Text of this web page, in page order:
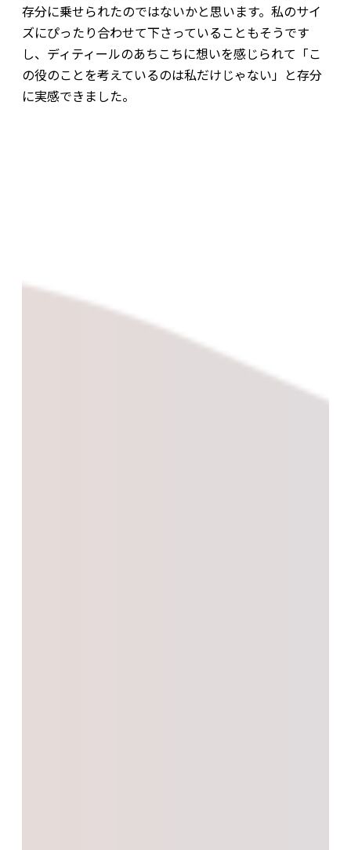
存分に乗せられたのではないかと思います。私のサイ
ズにぴったり合わせて下さっていることもそうです
し、ディティールのあちこちに想いを感じられて「こ
の役のことを考えているのは私だけじゃない」と存分
に実感できました。